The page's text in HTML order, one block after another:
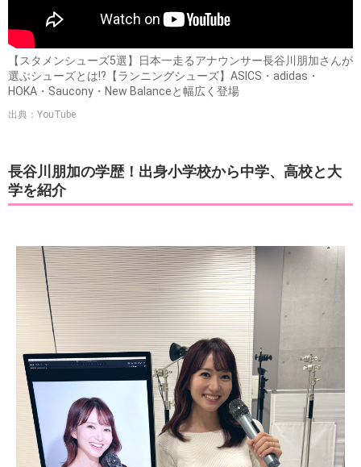
【スタメンシューズ5選】日本一走るアナウンサー長谷川朋加さんが
選ぶシューズとは!?【ランニングシューズ】ASICS・adidas・
HOKA・Saucony・New Balanceと幅広く登場
出典：YouTube
長谷川朋加の学歴！出身小学校から中学、高校と大
学を紹介